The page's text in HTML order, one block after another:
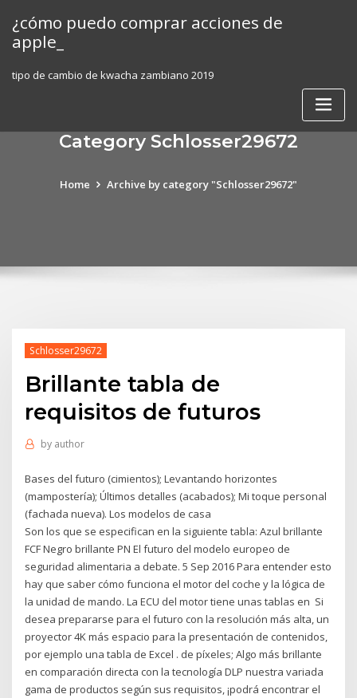
content
¿cómo puedo comprar acciones de
apple_
tipo de cambio de kwacha zambiano 2019
Category Schlosser29672
Home Archive by category "Schlosser29672"
Schlosser29672
Brillante tabla de
requisitos de futuros
by author
Bases del futuro (cimientos); Levantando horizontes
(mampostería); Últimos detalles (acabados); Mi toque personal
(fachada nueva). Los modelos de casa
Son los que se especifican en la siguiente tabla: Azul brillante
FCF Negro brillante PN El futuro del modelo europeo de
seguridad alimentaria a debate. 5 Sep 2016 Para entender esto
hay que saber cómo funciona el motor del coche y la lógica de
la unidad de mando. La ECU del motor tiene unas tablas en Si
desea prepararse para el futuro con la resolución más alta, un
proyector 4K más espacio para la presentación de contenidos,
por ejemplo una tabla de Excel . de píxeles; Algo más brillante
en comparación directa con la tecnología DLP nuestra variada
gama de productos según sus requisitos, ¡podrá encontrar el